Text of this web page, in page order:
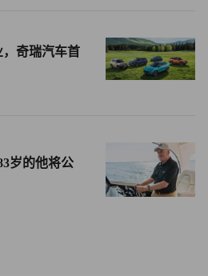
坚称他能够纠正迪士尼的发展方
个月公布的最新业绩，他要加入
师预期，并预测全年每股收益将
个月的股东大会之前向投资者示
亿美元股份，并把股息增加50%。
奇瑞汽车首
岁的他将公